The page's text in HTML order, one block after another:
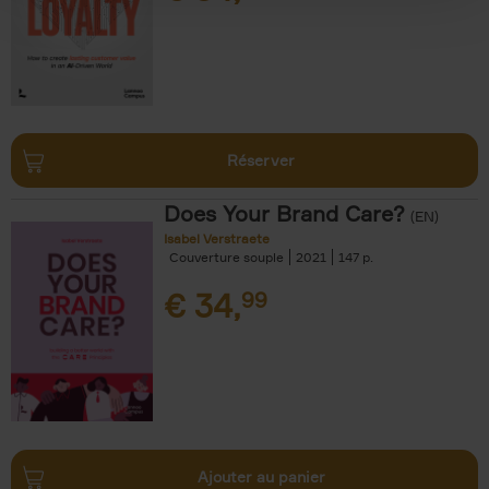
Réserver
Does Your Brand Care? (EN)
Isabel Verstraete
Couverture souple
2021 147
€ 34,99
Ajouter au panier